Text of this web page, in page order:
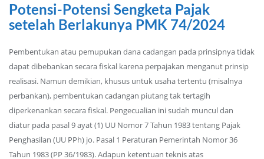
Potensi-Potensi Sengketa Pajak
setelah Berlakunya PMK 74/2024
Pembentukan atau pemupukan dana cadangan pada prinsipnya tidak
dapat dibebankan secara fiskal karena perpajakan menganut prinsip
realisasi. Namun demikian, khusus untuk usaha tertentu (misalnya
perbankan), pembentukan cadangan piutang tak tertagih
diperkenankan secara fiskal. Pengecualian ini sudah muncul dan
diatur pada pasal 9 ayat (1) UU Nomor 7 Tahun 1983 tentang Pajak
Penghasilan (UU PPh) jo. Pasal 1 Peraturan Pemerintah Nomor 36
Tahun 1983 (PP 36/1983). Adapun ketentuan teknis atas